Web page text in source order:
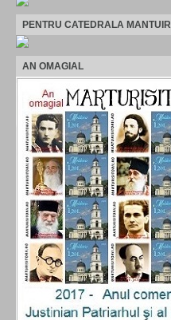
PENTRU CATEDRALA
AN OMAGIAL